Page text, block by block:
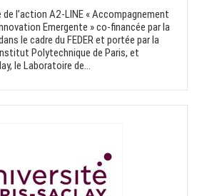
l’action A2-LINE « Accompagnement
Emergente » co-financée par la
le cadre du FEDER et portée par la
Polytechnique de Paris, et
le Laboratoire de...